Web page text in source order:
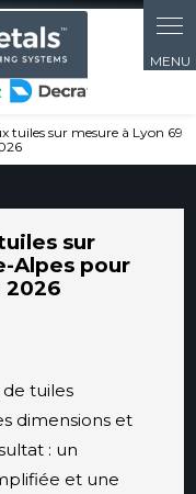
tuiles sur mesure à Lyon 69
sur
Alpes pour
tuiles
dimensions et
: un
et une